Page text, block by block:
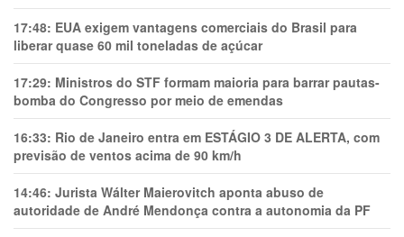
17:48: EUA exigem vantagens comerciais do Brasil para
liberar quase 60 mil toneladas de açúcar
17:29: Ministros do STF formam maioria para barrar pautas-
bomba do Congresso por meio de emendas
16:33: Rio de Janeiro entra em ESTÁGIO 3 DE ALERTA, com
previsão de ventos acima de 90 km/h
14:46: Jurista Wálter Maierovitch aponta abuso de
autoridade de André Mendonça contra a autonomia da PF